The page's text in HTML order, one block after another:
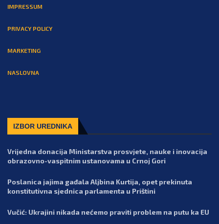
IMPRESSUM
PRIVACY POLICY
MARKETING
NASLOVNA
IZBOR UREDNIKA
Vrijedna donacija Ministarstva prosvjete, nauke i inovacija
obrazovno-vaspitnim ustanovama u Crnoj Gori
Poslanica jajima gađala Aljbina Kurtija, opet prekinuta
konstitutivna sjednica parlamenta u Prištini
Vučić: Ukrajini nikada nećemo praviti problem na putu ka EU